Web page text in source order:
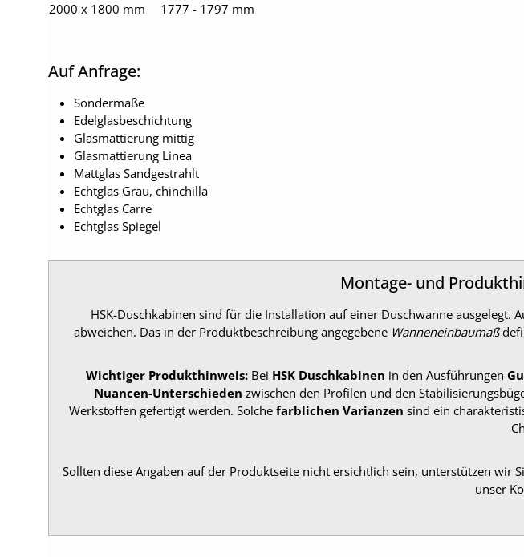
2000 x 1800 mm
1777 - 1797 mm
Auf Anfrage:
Sondermaße
Edelglasbeschichtung
Glasmattierung mittig
Glasmattierung Linea
Mattglas Sandgestrahlt
Echtglas Grau, chinchilla
Echtglas Carre
Echtglas Spiegel
Montage- und
HSK-Duschkabinen sind für die Installation auf einer Duschwanne
abweichen. Das in der Produktbeschreibung angegebene Wanneneinbaumaß
Wichtiger Produkthinweis:Bei HSK Duschkabinen in den Ausführungen
Nuancen-Unterschieden zwischen den Profilen und den
Werkstoffen gefertigt werden. Solche farblichen Varianzen sind ein
Sollten diese Angaben auf der Produktseite nicht ersichtlich sein, unterstützen wir
unser